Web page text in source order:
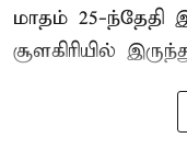
மாதம் 25-ந்தேதி
சூளகிரியில்